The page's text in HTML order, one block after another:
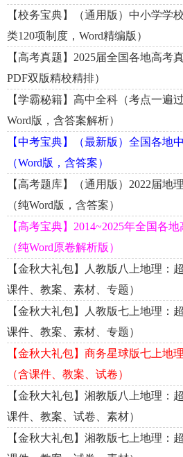
【校务宝典】（通用版）中小学学
类120项制度，Word精编版）
【高考真题】2025届全国各地高考
PDF双版精校精排）
【学霸秘籍】高中全科（考点一遍
Word版，含答案解析）
【中考宝典】（最新版）全国各地
（Word版，含答案）
【高考题库】（通用版）2022届地
（纯Word版，含答案）
【高考宝典】2014~2025年全国各
（纯Word原卷解析版）
【金秋大礼包】人教版八上地理：
课件、教案、素材、专题）
【金秋大礼包】人教版七上地理：
课件、教案、素材、专题）
【金秋大礼包】商务星球版七上地
（含课件、教案、试卷）
【金秋大礼包】湘教版八上地理：
课件、教案、试卷、素材）
【金秋大礼包】湘教版七上地理：